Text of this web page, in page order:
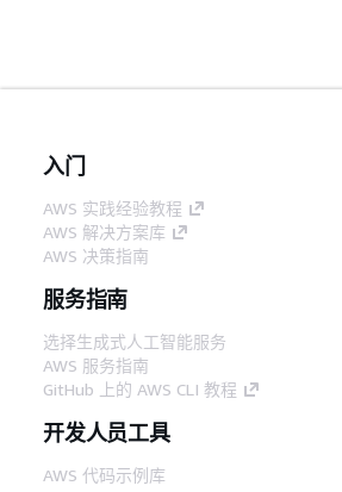
入门
AWS 实践经验教程
AWS 解决方案库
AWS 决策指南
服务指南
选择生成式人工智能服务
AWS 服务指南
GitHub 上的 AWS CLI 教程
开发人员工具
AWS 代码示例库